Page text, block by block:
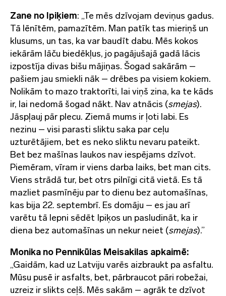
Zane no Ipiķiem: „Te mēs dzīvojam deviņus gadus.
Tā lēnītēm, pamazītēm. Man patīk tas mieriņš un
klusums, un tas, ka var baudīt dabu. Mēs kokos
iekārām lāču biedēkļus, jo pagājušajā gadā lācis
izpostīja divas bišu mājiņas. Šogad sakārām –
pašiem jau smiekli nāk – drēbes pa visiem kokiem.
Nolikām to mazo traktorīti, lai viņš zina, ka te kāds
ir, lai nedomā šogad nākt. Nav atnācis (smejas).
Jāspļauj pār plecu. Ziemā mums ir ļoti labi. Es
nezinu – visi parasti sliktu saka par ceļu
uzturētājiem, bet es neko sliktu nevaru pateikt.
Bet bez mašīnas laukos nav iespējams dzīvot.
Piemēram, vīram ir viens darba laiks, bet man cits.
Viens strādā tur, bet otrs pilnīgi citā vietā. Es tā
mazliet pasmīnēju par to dienu bez automašīnas,
kas bija 22. septembrī. Es domāju – es jau arī
varētu tā lepni sēdēt Ipiķos un pasludināt, ka ir
diena bez automašīnas un nekur neiet (smejas).”
Monika no Pennikūlas Meisakilas apkaimē:
„Gaidām, kad uz Latviju varēs aizbraukt pa asfaltu.
Mūsu pusē ir asfalts, bet, pārbraucot pāri robežai,
uzreiz ir slikts ceļš. Mēs sakām – agrāk te dzīvot